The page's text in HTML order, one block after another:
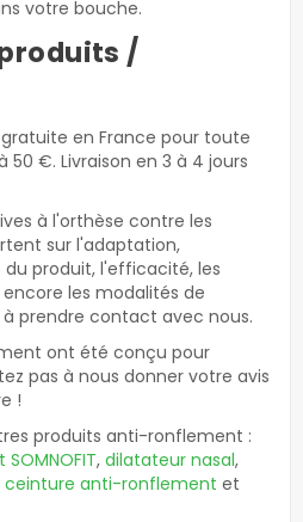
votre bouche.
/
en France pour toute
€. Livraison en 3 à 4 jours
à l'orthèse contre les
sur l'adaptation,
produit, l'efficacité, les
les modalités de
prendre contact avec nous.
ont été conçu pour
pas à nous donner votre avis
!
produits anti-ronflement :
, dilatateur nasal,
ceinture anti-ronflement et